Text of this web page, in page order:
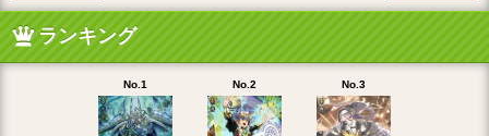
ランキング
No.1 No.2 No.3